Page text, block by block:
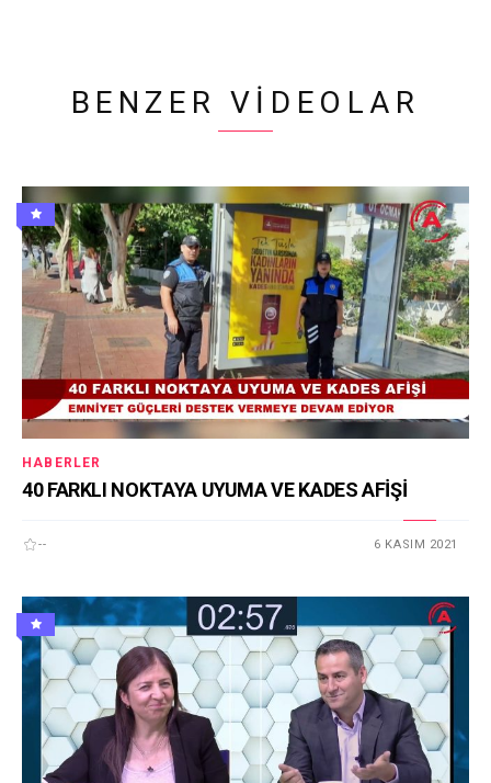
BENZER VIDEOLAR
HABERLER
40 FARKLI NOKTAYA UYUMA VE KADES AFİŞİ
-- 6 KASIM 2021